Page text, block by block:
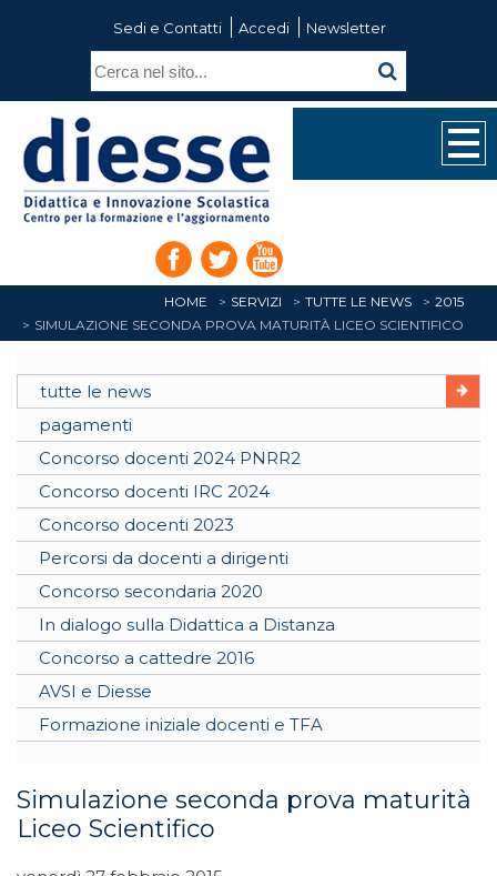
Sedi e Contatti Accedi Newsletter
HOME SERVIZI TUTTE LE NEWS
2015
SIMULAZIONE SECONDA PROVA MATURITÀ LICEO SCIENTIFICO
tutte le news
pagamenti
Concorso docenti 2024 PNRR2
Concorso docenti IRC 2024
Concorso docenti 2023
Percorsi da docenti a dirigenti
Concorso secondaria 2020
In dialogo sulla Didattica a Distanza
Concorso a cattedre 2016
AVSI e Diesse
Formazione iniziale docenti e TFA
Simulazione seconda prova maturità
Liceo Scientifico